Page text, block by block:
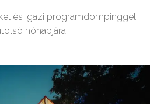
és igazi programdömpinggel
hónapjára.